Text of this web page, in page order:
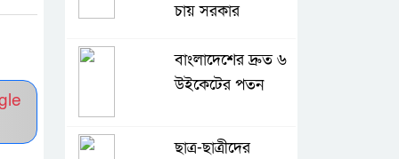
চায় সরকার
বাংলাদেশের দ্রুত ৬
উইকেটের পতন
ছাত্র-ছাত্রীদের